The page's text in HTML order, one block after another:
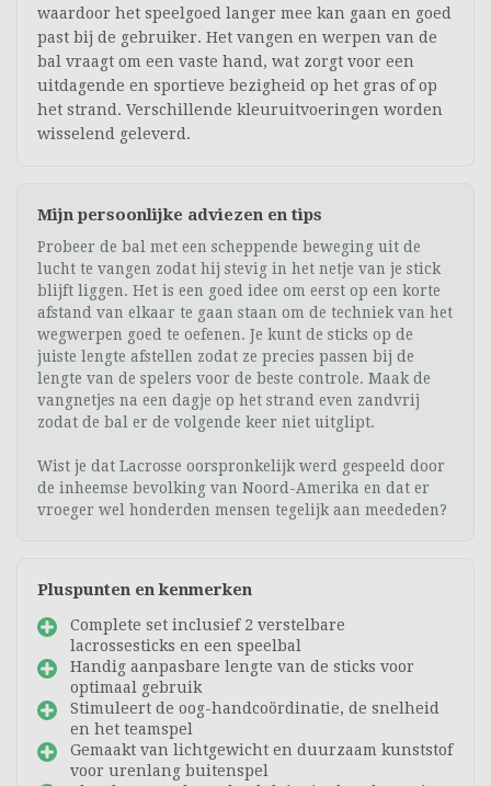
waardoor het speelgoed langer mee kan gaan en goed
past bij de gebruiker. Het vangen en werpen van de
bal vraagt om een vaste hand, wat zorgt voor een
uitdagende en sportieve bezigheid op het gras of op
het strand. Verschillende kleuruitvoeringen worden
wisselend geleverd.
Mijn persoonlijke adviezen en tips
Probeer de bal met een scheppende beweging uit de
lucht te vangen zodat hij stevig in het netje van je stick
blijft liggen. Het is een goed idee om eerst op een korte
afstand van elkaar te gaan staan om de techniek van het
wegwerpen goed te oefenen. Je kunt de sticks op de
juiste lengte afstellen zodat ze precies passen bij de
lengte van de spelers voor de beste controle. Maak de
vangnetjes na een dagje op het strand even zandvrij
zodat de bal er de volgende keer niet uitglipt.
Wist je dat Lacrosse oorspronkelijk werd gespeeld door
de inheemse bevolking van Noord-Amerika en dat er
vroeger wel honderden mensen tegelijk aan meededen?
Pluspunten en kenmerken
Complete set inclusief 2 verstelbare
lacrossesticks en een speelbal
Handig aanpasbare lengte van de sticks voor
optimaal gebruik
Stimuleert de oog-handcoördinatie, de snelheid
en het teamspel
Gemaakt van lichtgewicht en duurzaam kunststof
voor urenlang buitenspel